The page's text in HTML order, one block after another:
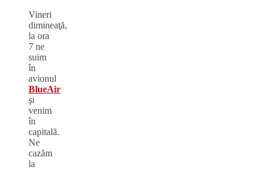
Vineri
dimineaţă,
la ora
7 ne
suim
în
avionul
BlueAir
şi
venim
în
capitală.
Ne
cazăm
la